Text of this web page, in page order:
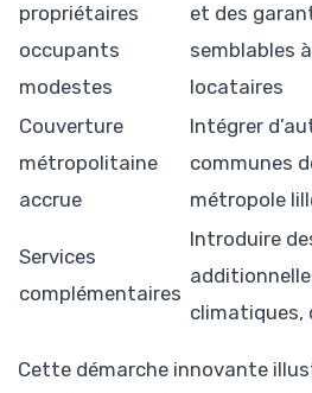
propriétaires
occupants
modestes
et des
semblables
locataires
Couverture
métropolitaine
accrue
Intégrer
communes
métropole
Services
complémentaires
Introduire
climatiques,
Cette démarche innovante